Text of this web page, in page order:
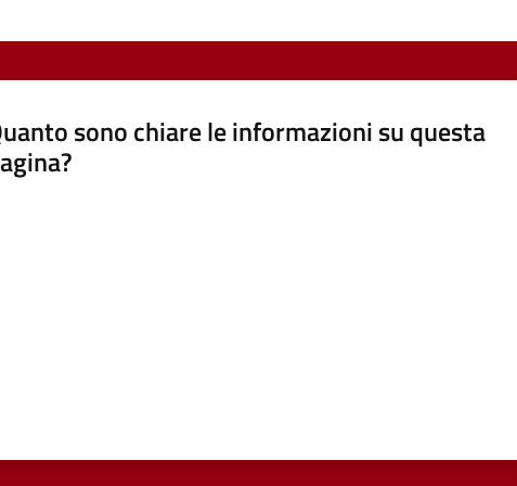
sono chiare le informazioni su questa